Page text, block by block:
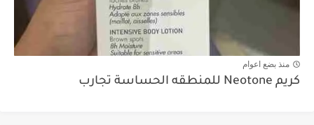
منذ بضع اعوام
كريم Neotone للمنطقه الحساسة تجارب